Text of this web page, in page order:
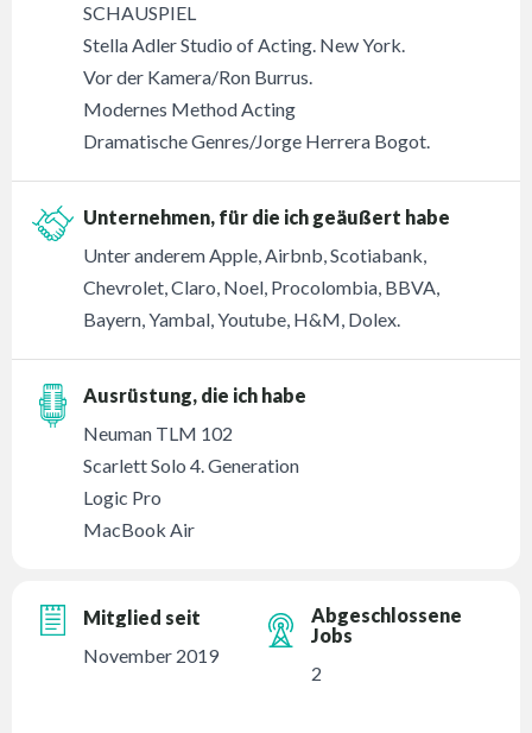
SCHAUSPIEL
Stella Adler Studio of Acting. New York.
Vor der Kamera/Ron Burrus.
Modernes Method Acting
Dramatische Genres/Jorge Herrera Bogot.
Unternehmen, für die ich geäußert habe
Unter anderem Apple, Airbnb, Scotiabank,
Chevrolet, Claro, Noel, Procolombia, BBVA,
Bayern, Yambal, Youtube, H&M, Dolex.
Ausrüstung, die ich habe
Neuman TLM 102
Scarlett Solo 4. Generation
Logic Pro
MacBook Air
Mitglied seit
November 2019
Abgeschlossene
Jobs
2